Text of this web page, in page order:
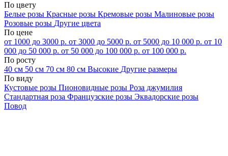
По цвету
Белые розы Красные розы Кремовые розы Малиновые розы
Розовые розы Другие цвета
По цене
от 1000 до 3000 р. от 3000 до 5000 р. от 5000 до 10 000 р. от 10
000 до 50 000 р. от 50 000 до 100 000 р. от 100 000 р.
По росту
40 см 50 см 70 см 80 см Высокие Другие размеры
По виду
Кустовые розы Пионовидные розы Роза джумилия
Стандартная роза Французские розы Эквадорские розы
Повод